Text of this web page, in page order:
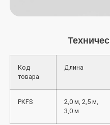
Код
товара
Длина
PKFS
2,0 м, 2,5 м,
3,0 м